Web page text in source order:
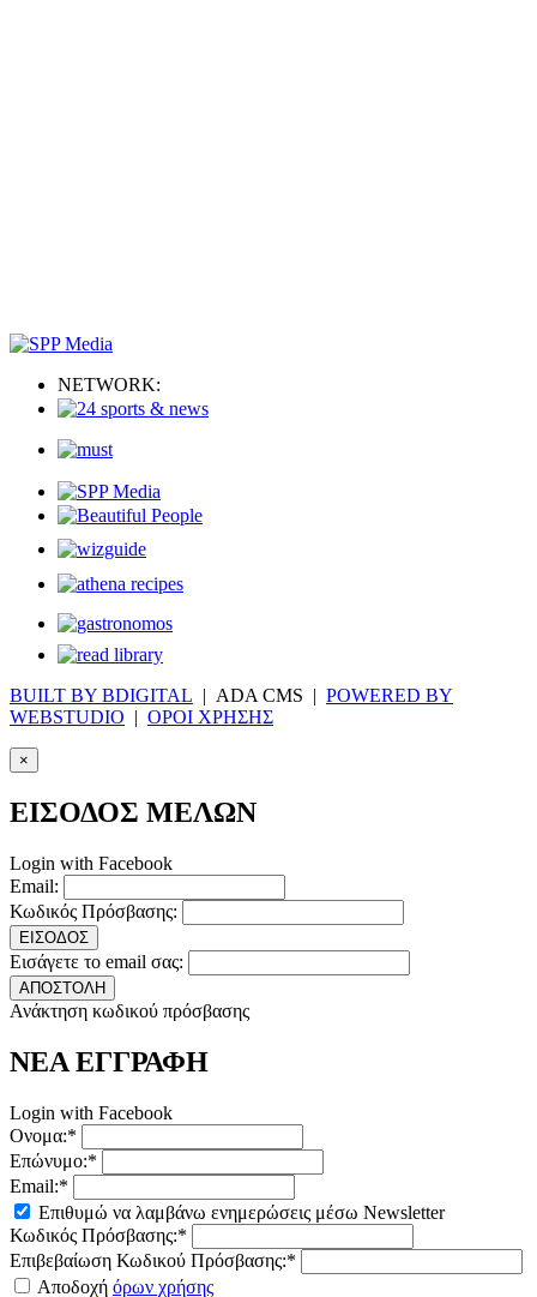
NETWORK:
BUILT BY BDIGITAL | ADA CMS | POWERED BY
WEBSTUDIO | ΟΡΟΙ ΧΡΗΣΗΣ
×
ΕΙΣΟΔΟΣ ΜΕΛΩΝ
Login with Facebook
Email:
Κωδικός Πρόσβασης:
ΕΙΣΟΔΟΣ
Εισάγετε το email σας:
ΑΠΟΣΤΟΛΗ
Ανάκτηση κωδικού πρόσβασης
ΝΕΑ ΕΓΓΡΑΦΗ
Login with Facebook
Ονομα:*
Επώνυμο:*
Email:*
Επιθυμώ να λαμβάνω ενημερώσεις μέσω Newsletter
Κωδικός Πρόσβασης:*
Επιβεβαίωση Κωδικού Πρόσβασης:*
Αποδοχή όρων χρήσης